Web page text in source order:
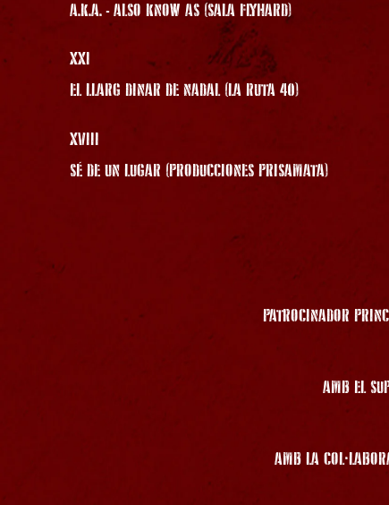
A.K.A. - ALSO KNOW AS (SALA FLYHARD)
XXI
EL LLARG DINAR DE NADAL (LA RUTA 40)
XVIII
SÉ DE UN LUGAR (PRODUCCIONES PRISAMATA)
PATROCINADOR
AMB EL
AMB LA